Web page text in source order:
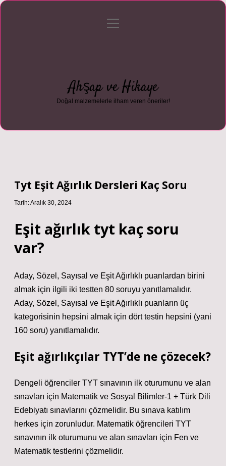
Gizlilik Politikası
menüyü
Ahşap ve Hikaye
Doğal malzemelerle ilham veren öneriler!
Tyt Eşit Ağırlık Dersleri Kaç Soru
Tarih: Aralık 30, 2024
Eşit ağırlık tyt kaç soru
var?
Aday, Sözel, Sayısal ve Eşit Ağırlıklı puanlardan birini
almak için ilgili iki testten 80 soruyu yanıtlamalıdır.
Aday, Sözel, Sayısal ve Eşit Ağırlıklı puanların üç
kategorisinin hepsini almak için dört testin hepsini (yani
160 soru) yanıtlamalıdır.
Eşit ağırlıkçılar TYT’de ne çözecek?
Dengeli öğrenciler TYT sınavının ilk oturumunu ve alan
sınavları için Matematik ve Sosyal Bilimler-1 + Türk Dili
Edebiyatı sınavlarını çözmelidir. Bu sınava katılım
herkes için zorunludur. Matematik öğrencileri TYT
sınavının ilk oturumunu ve alan sınavları için Fen ve
Matematik testlerini çözmelidir.